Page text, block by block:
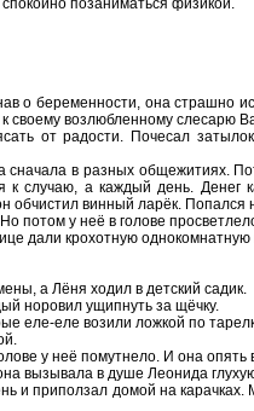
позаниматься физикой.
о беременности, она страшно
своему возлюбленному слесарю
от радости. Почесал
в разных общежитиях.
случаю, а каждый день. Денег
обчистил винный ларёк. Попался
потом у неё в голове
дали крохотную однокомнатную
а Лёня ходил в детский садик.
норовил ущипнуть за щёчку.
еле-еле возили ложкой по
у неё помутнело. И она
вызывала в душе Леонида
и приползал домой на